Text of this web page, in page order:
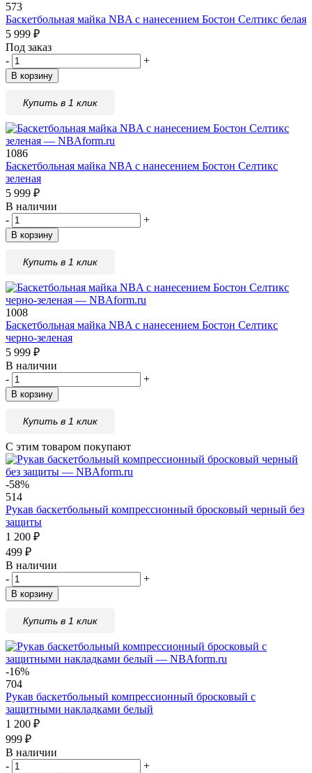
573
Баскетбольная майка NBA с нанесением Бостон Селтикс белая
5 999 ₽
Под заказ
-
+
В корзину
Купить в 1 клик
1086
Баскетбольная майка NBA с нанесением Бостон Селтикс
зеленая
5 999 ₽
В наличии
-
+
В корзину
Купить в 1 клик
1008
Баскетбольная майка NBA с нанесением Бостон Селтикс
черно-зеленая
5 999 ₽
В наличии
-
+
В корзину
Купить в 1 клик
С этим товаром покупают
-58%
514
Рукав баскетбольный компрессионный бросковый черный без
защиты
1 200 ₽
499 ₽
В наличии
-
+
В корзину
Купить в 1 клик
-16%
704
Рукав баскетбольный компрессионный бросковый с
защитными накладками белый
1 200 ₽
999 ₽
В наличии
-
+